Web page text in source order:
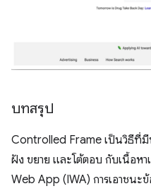
บทสรุป
Controlled Frame เป็นวิธีที่
ฝัง ขยาย และโต้ตอบ กับเนื้อห
Web App (IWA) การเอาชนะ